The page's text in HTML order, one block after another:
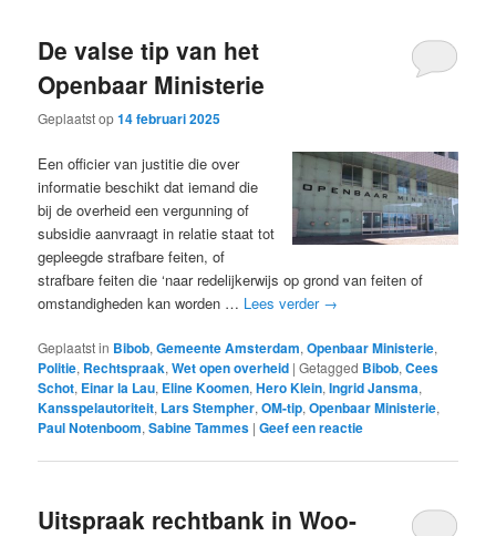
De valse tip van het
Openbaar Ministerie
Geplaatst op14 februari 2025
Een officier van justitie die over
informatie beschikt dat iemand die
bij de overheid een vergunning of
subsidie aanvraagt in relatie staat tot
gepleegde strafbare feiten, of
strafbare feiten die ‘naar redelijkerwijs op grond van feiten of
omstandigheden kan worden … Lees verder →
Geplaatst in Bibob,Gemeente Amsterdam,Openbaar Ministerie,
Politie, Rechtspraak,Wet open overheid |Getagged Bibob,Cees
Schot, Einar la Lau, Eline Koomen,Hero Klein,Ingrid Jansma,
Kansspelautoriteit, Lars Stempher,OM-tip,Openbaar Ministerie,
Paul Notenboom,Sabine Tammes |Geef een reactie
Uitspraak rechtbank in Woo-